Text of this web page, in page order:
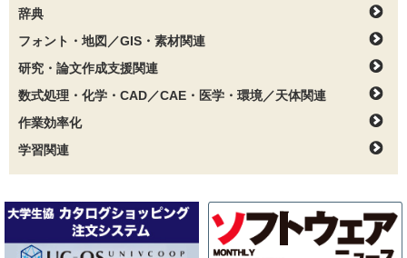
辞典
フォント・地図／GIS・素材関連
研究・論文作成支援関連
数式処理・化学・CAD／CAE・医学・環境／天体関連
作業効率化
学習関連